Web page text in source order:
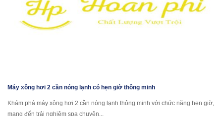
Máy xông hơi 2 cần nóng lạnh có hẹn giờ thông minh
Khám phá máy xông hơi 2 cần nóng lạnh thông minh với chức năng hẹn giờ,
mang đến trải nghiệm spa chuyên...